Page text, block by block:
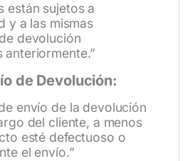
están sujetos a
y a las mismas
devolución
anteriormente.”
de Devolución:
envío de la devolución
del cliente, a menos
esté defectuoso o
el envío.”